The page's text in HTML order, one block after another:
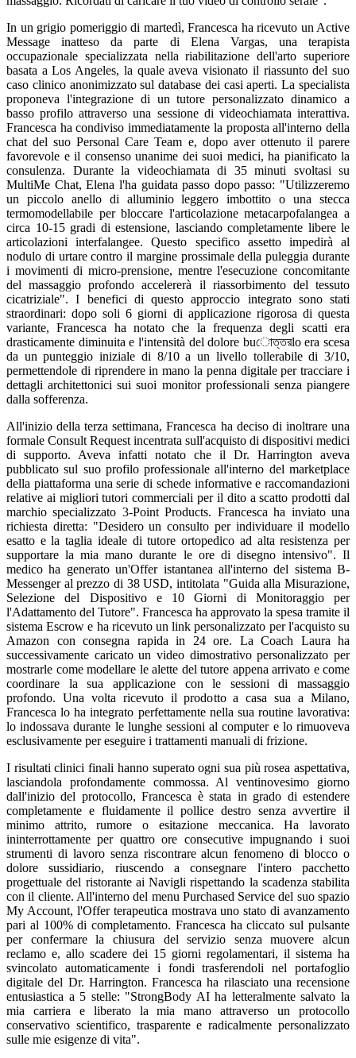
In un grigio pomeriggio di martedì, Francesca ha ricevuto un Active
Message inatteso da parte di Elena Vargas, una terapista
occupazionale specializzata nella riabilitazione dell'arto superiore
basata a Los Angeles, la quale aveva visionato il riassunto del suo
caso clinico anonimizzato sul database dei casi aperti. La specialista
proponeva l'integrazione di un tutore personalizzato dinamico a
basso profilo attraverso una sessione di videochiamata interattiva.
Francesca ha condiviso immediatamente la proposta all'interno della
chat del suo Personal Care Team e, dopo aver ottenuto il parere
favorevole e il consenso unanime dei suoi medici, ha pianificato la
consulenza. Durante la videochiamata di 35 minuti svoltasi su
MultiMe Chat, Elena l'ha guidata passo dopo passo: "Utilizzeremo
un piccolo anello di alluminio leggero imbottito o una stecca
termomodellabile per bloccare l'articolazione metacarpofalangea a
circa 10-15 gradi di estensione, lasciando completamente libere le
articolazioni interfalangee. Questo specifico assetto impedirà al
nodulo di urtare contro il margine prossimale della puleggia durante
i movimenti di micro-prensione, mentre l'esecuzione concomitante
del massaggio profondo accelererà il riassorbimento del tessuto
cicatriziale". I benefici di questo approccio integrato sono stati
straordinari: dopo soli 6 giorni di applicazione rigorosa di questa
variante, Francesca ha notato che la frequenza degli scatti era
drasticamente diminuita e l'intensità del dolore buোত্তরlo era scesa
da un punteggio iniziale di 8/10 a un livello tollerabile di 3/10,
permettendole di riprendere in mano la penna digitale per tracciare i
dettagli architettonici sui suoi monitor professionali senza piangere
dalla sofferenza.
All'inizio della terza settimana, Francesca ha deciso di inoltrare una
formale Consult Request incentrata sull'acquisto di dispositivi medici
di supporto. Aveva infatti notato che il Dr. Harrington aveva
pubblicato sul suo profilo professionale all'interno del marketplace
della piattaforma una serie di schede informative e raccomandazioni
relative ai migliori tutori commerciali per il dito a scatto prodotti dal
marchio specializzato 3-Point Products. Francesca ha inviato una
richiesta diretta: "Desidero un consulto per individuare il modello
esatto e la taglia ideale di tutore ortopedico ad alta resistenza per
supportare la mia mano durante le ore di disegno intensivo". Il
medico ha generato un'Offer istantanea all'interno del sistema B-
Messenger al prezzo di 38 USD, intitolata "Guida alla Misurazione,
Selezione del Dispositivo e 10 Giorni di Monitoraggio per
l'Adattamento del Tutore". Francesca ha approvato la spesa tramite il
sistema Escrow e ha ricevuto un link personalizzato per l'acquisto su
Amazon con consegna rapida in 24 ore. La Coach Laura ha
successivamente caricato un video dimostrativo personalizzato per
mostrarle come modellare le alette del tutore appena arrivato e come
coordinare la sua applicazione con le sessioni di massaggio
profondo. Una volta ricevuto il prodotto a casa sua a Milano,
Francesca lo ha integrato perfettamente nella sua routine lavorativa:
lo indossava durante le lunghe sessioni al computer e lo rimuoveva
esclusivamente per eseguire i trattamenti manuali di frizione.
I risultati clinici finali hanno superato ogni sua più rosea aspettativa,
lasciandola profondamente commossa. Al ventinovesimo giorno
dall'inizio del protocollo, Francesca è stata in grado di estendere
completamente e fluidamente il pollice destro senza avvertire il
minimo attrito, rumore o esitazione meccanica. Ha lavorato
ininterrottamente per quattro ore consecutive impugnando i suoi
strumenti di lavoro senza riscontrare alcun fenomeno di blocco o
dolore sussidiario, riuscendo a consegnare l'intero pacchetto
progettuale del ristorante ai Navigli rispettando la scadenza stabilita
con il cliente. All'interno del menu Purchased Service del suo spazio
My Account, l'Offer terapeutica mostrava uno stato di avanzamento
pari al 100% di completamento. Francesca ha cliccato sul pulsante
per confermare la chiusura del servizio senza muovere alcun
reclamo e, allo scadere dei 15 giorni regolamentari, il sistema ha
svincolato automaticamente i fondi trasferendoli nel portafoglio
digitale del Dr. Harrington. Francesca ha rilasciato una recensione
entusiastica a 5 stelle: "StrongBody AI ha letteralmente salvato la
mia carriera e liberato la mia mano attraverso un protocollo
conservativo scientifico, trasparente e radicalmente personalizzato
sulle mie esigenze di vita".